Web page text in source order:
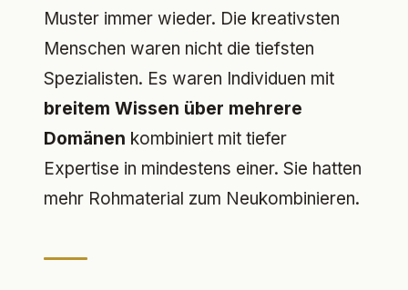
Muster immer wieder. Die kreativsten
Menschen waren nicht die tiefsten
Spezialisten. Es waren Individuen mit
breitem Wissen über mehrere
Domänen kombiniert mit tiefer
Expertise in mindestens einer. Sie hatten
mehr Rohmaterial zum Neukombinieren.